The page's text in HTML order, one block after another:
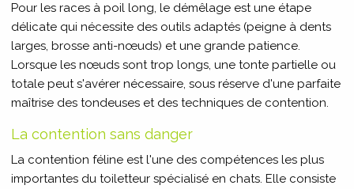
Pour les races à poil long, le démêlage est une étape
délicate qui nécessite des outils adaptés (peigne à dents
larges, brosse anti-nœuds) et une grande patience.
Lorsque les nœuds sont trop longs, une tonte partielle ou
totale peut s'avérer nécessaire, sous réserve d'une parfaite
maîtrise des tondeuses et des techniques de contention.
La contention sans danger
La contention féline est l'une des compétences les plus
importantes du toiletteur spécialisé en chats. Elle consiste